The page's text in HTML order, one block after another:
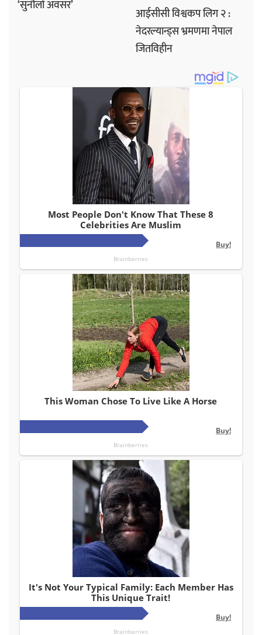
‘सुनौलो अवसर’
आईसीसी विश्वकप लिग २ :
नेदरल्यान्ड्स भ्रमणमा नेपाल
जितविहीन